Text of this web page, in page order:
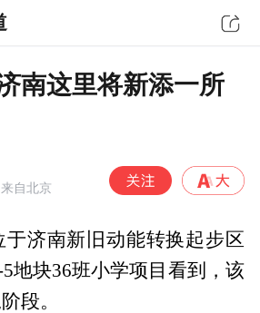
南这里将新添一所
来自北京
济南新旧动能转换起步区
地块36班小学项目看到，该
段。